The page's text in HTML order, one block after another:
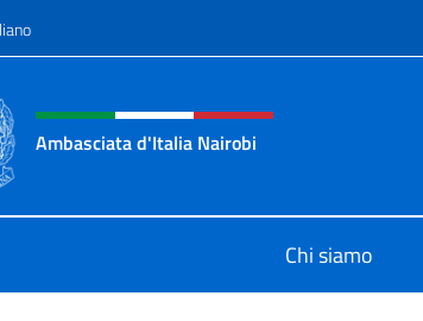
sito, social e menù
Ambasciata d'Italia Nairobi
Chi siamo